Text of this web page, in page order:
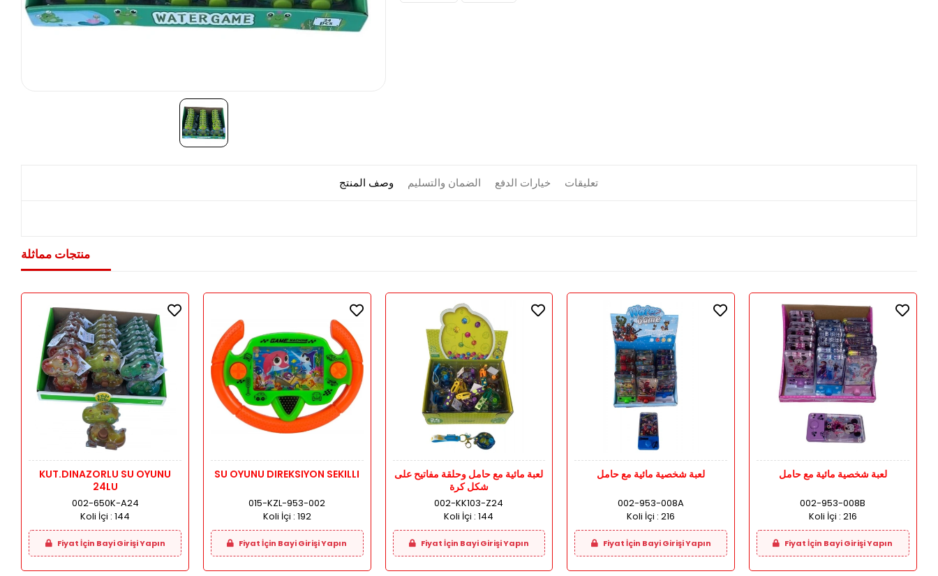
وصف المنتج الضمان والتسليم خيارات الدفع تعليقات
منتجات مماثلة
KUT.DINAZORLU SU OYUNU
24LU
002-650K-A24
Koli İçi :144
Fiyat İçin Bayi Girişi Yapın
SU OYUNU DIREKSIYON SEKILLI
015-KZL-953-002
Koli İçi : 192
Fiyat İçin Bayi Girişi Yapın
لعبة مائية مع حامل وحلقة مفاتيح على
شكل كرة
002-KK103-Z24
Koli İçi :144
Fiyat İçin Bayi Girişi Yapın
لعبة شخصية مائية مع حامل
002-953-008A
Koli İçi :216
Fiyat İçin Bayi Girişi Yapın
لعبة شخصية مائية مع حامل
002-953-008B
Koli İçi : 216
Fiyat İçin Bayi Girişi Yapın